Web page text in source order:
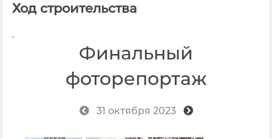
Ход строительства
.
Финальный
фоторепортаж
31 октября 2023